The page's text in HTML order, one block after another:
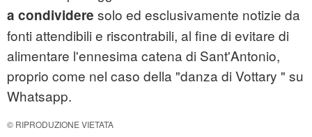
a condividere solo ed esclusivamente notizie da
fonti attendibili e riscontrabili, al fine di evitare di
alimentare l'ennesima catena di Sant'Antonio,
proprio come nel caso della "danza di Vottary " su
Whatsapp.
© RIPRODUZIONE VIETATA